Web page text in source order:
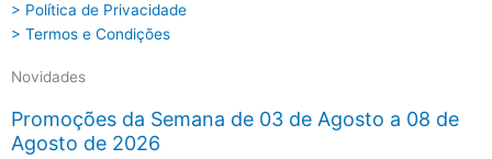
> Política de Privacidade
> Termos e Condições
Novidades
Promoções da Semana de 03 de Agosto a 08 de
Agosto de 2026